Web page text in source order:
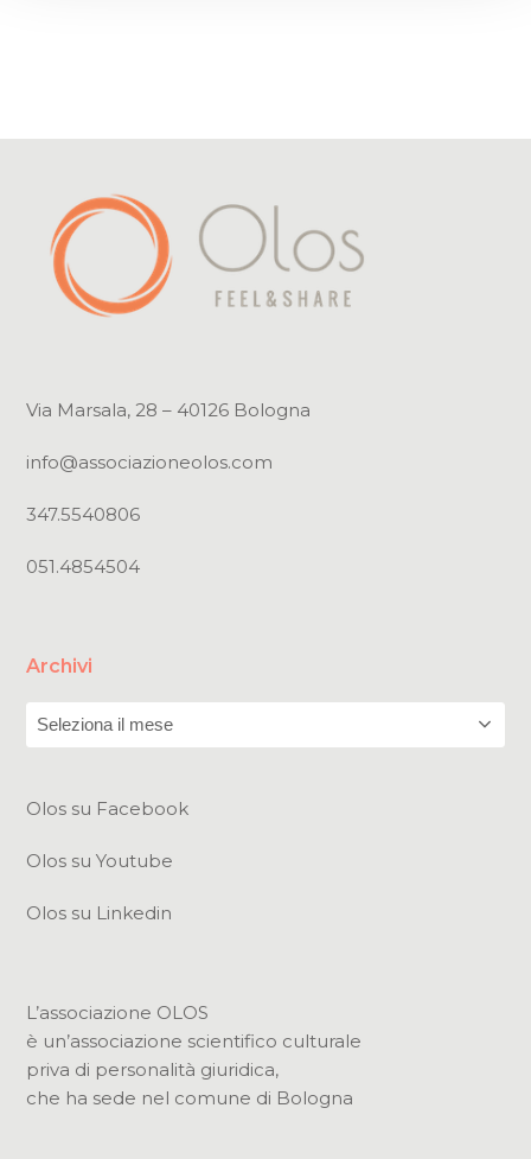
Via Marsala, 28 – 40126 Bologna
info@associazioneolos.com
347.5540806
051.4854504
Archivi
Archivi
Olos su Facebook
Olos su Youtube
Olos su Linkedin
L’associazione OLOS
è un’associazione scientifico culturale
priva di personalità giuridica,
che ha sede nel comune di Bologna